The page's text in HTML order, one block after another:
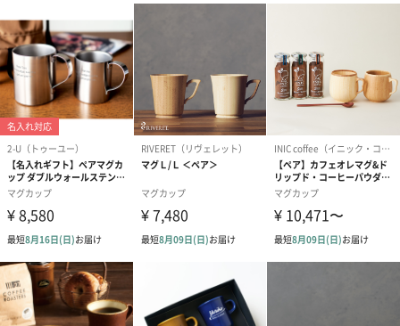
ります。
日本最大の陶磁器生産地で作られる美しい美濃焼
日本最大の陶磁器生産地として知られる、岐阜県。
ます。
美農焼きは岐阜県で生産される陶磁器で様々な種類が存在し、伝
統的工芸品に指定されているだけでも15種類あります。
なめらかでしっとりとした質感で、磁器でありながら陶器のよう